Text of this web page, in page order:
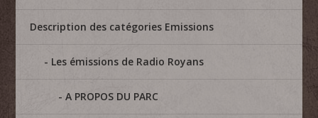
Description des catégories Emissions
Les émissions de Radio Royans
A PROPOS DU PARC